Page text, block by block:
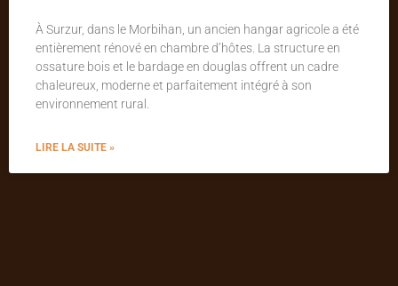
À Surzur, dans le Morbihan, un ancien hangar agricole a été
entièrement rénové en chambre d’hôtes. La structure en
ossature bois et le bardage en douglas offrent un cadre
chaleureux, moderne et parfaitement intégré à son
environnement rural.
LIRE LA SUITE »